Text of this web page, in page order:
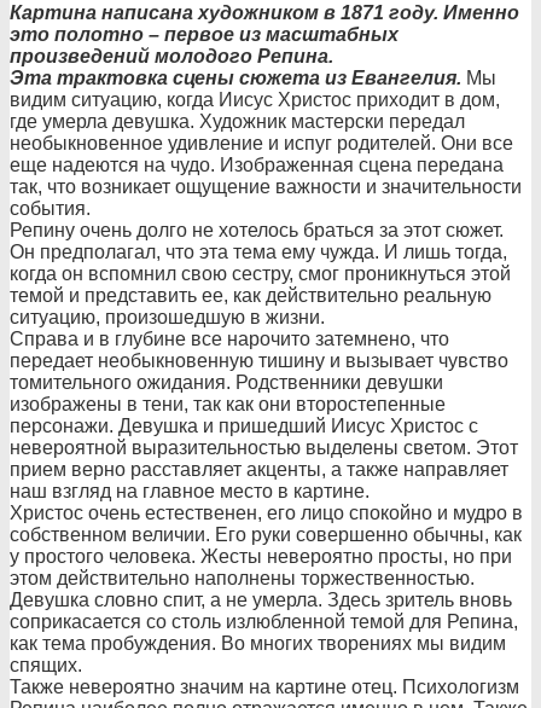
Картина написана художником в 1871 году. Именно
это полотно – первое из масштабных
произведений молодого Репина.
Эта трактовка сцены сюжета из Евангелия. Мы
видим ситуацию, когда Иисус Христос приходит в дом,
где умерла девушка. Художник мастерски передал
необыкновенное удивление и испуг родителей. Они все
еще надеются на чудо. Изображенная сцена передана
так, что возникает ощущение важности и значительности
события.
Репину очень долго не хотелось браться за этот сюжет.
Он предполагал, что эта тема ему чужда. И лишь тогда,
когда он вспомнил свою сестру, смог проникнуться этой
темой и представить ее, как действительно реальную
ситуацию, произошедшую в жизни.
Справа и в глубине все нарочито затемнено, что
передает необыкновенную тишину и вызывает чувство
томительного ожидания. Родственники девушки
изображены в тени, так как они второстепенные
персонажи. Девушка и пришедший Иисус Христос с
невероятной выразительностью выделены светом. Этот
прием верно расставляет акценты, а также направляет
наш взгляд на главное место в картине.
Христос очень естественен, его лицо спокойно и мудро в
собственном величии. Его руки совершенно обычны, как
у простого человека. Жесты невероятно просты, но при
этом действительно наполнены торжественностью.
Девушка словно спит, а не умерла. Здесь зритель вновь
соприкасается со столь излюбленной темой для Репина,
как тема пробуждения. Во многих творениях мы видим
спящих.
Также невероятно значим на картине отец. Психологизм